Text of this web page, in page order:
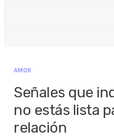
AMOR
Señales que
no estás lista
relación